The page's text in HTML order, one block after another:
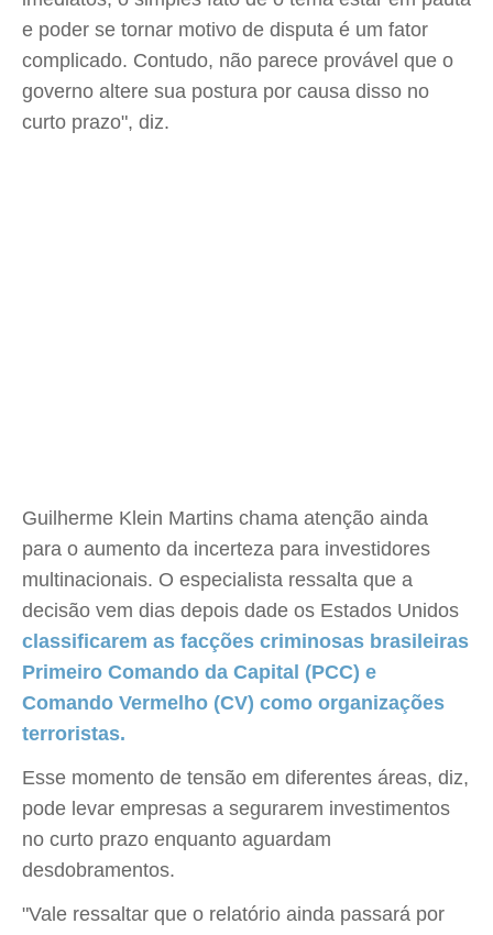
e poder se tornar motivo de disputa é um fator
complicado. Contudo, não parece provável que o
governo altere sua postura por causa disso no
curto prazo", diz.
Guilherme Klein Martins chama atenção ainda
para o aumento da incerteza para investidores
multinacionais. O especialista ressalta que a
decisão vem dias depois dade os Estados Unidos
classificarem as facções criminosas brasileiras
Primeiro Comando da Capital (PCC) e
Comando Vermelho (CV) como organizações
terroristas.
Esse momento de tensão em diferentes áreas, diz,
pode levar empresas a segurarem investimentos
no curto prazo enquanto aguardam
desdobramentos.
"Vale ressaltar que o relatório ainda passará por